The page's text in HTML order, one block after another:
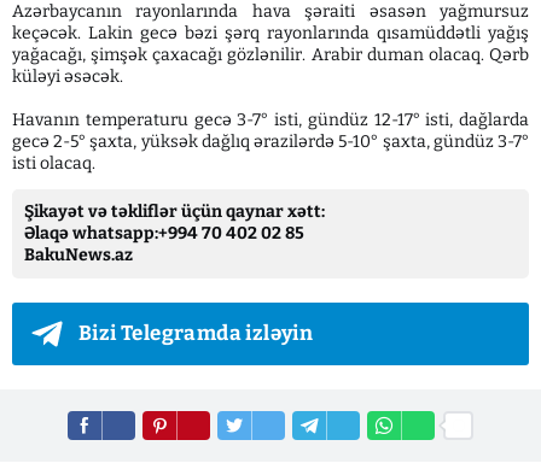
Azərbaycanın rayonlarında hava şəraiti əsasən yağmursuz
keçəcək. Lakin gecə bəzi şərq rayonlarında qısamüddətli yağış
yağacağı, şimşək çaxacağı gözlənilir. Arabir duman olacaq. Qərb
küləyi əsəcək.
Havanın temperaturu gecə 3-7° isti, gündüz 12-17° isti, dağlarda
gecə 2-5° şaxta, yüksək dağlıq ərazilərdə 5-10° şaxta, gündüz 3-7°
isti olacaq.
Şikayət və təkliflər üçün qaynar xətt:
Əlaqə whatsapp:+994 70 402 02 85
BakuNews.az
Bizi Telegramda izləyin